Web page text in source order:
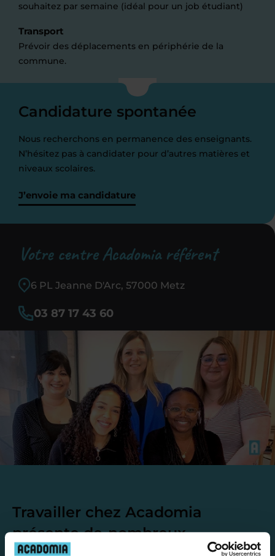
souhaitez par semaine (idéal pour un job étudiant)
Transport
Prévoir des déplacements en périphérie de la
commune.
Candidature spontanée
Nous recherchons en permanence des enseignants.
N’hésitez pas à candidater pour d’autres matières et
niveaux scolaires.
J’envoie ma candidature
Votre centre Acadomia référent
6 PL Jeanne D'Arc, 57000 Metz
03 87 17 43 60
Travailler chez Acadomia
présente denombreux